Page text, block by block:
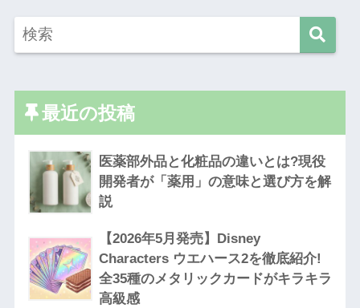
最近の投稿
医薬部外品と化粧品の違いとは?現役
開発者が「薬用」の意味と選び方を解
説
【2026年5月発売】Disney
Characters ウエハース2を徹底紹介!
全35種のメタリックカードがキラキラ
高級感